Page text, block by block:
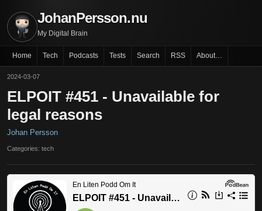
JohanPersson.nu
My Digital Brain
Home Tech Podcasts Tests Search RSS About…
2024-03-07
ELPOIT #451 - Unavailable for
legal reasons
Johan Persson
Categories: tech